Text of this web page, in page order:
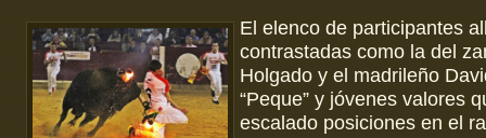
El elenco de participantes
contrastadas como la del
Holgado y el madrileño
“Peque” y jóvenes valores
escalado posiciones en el